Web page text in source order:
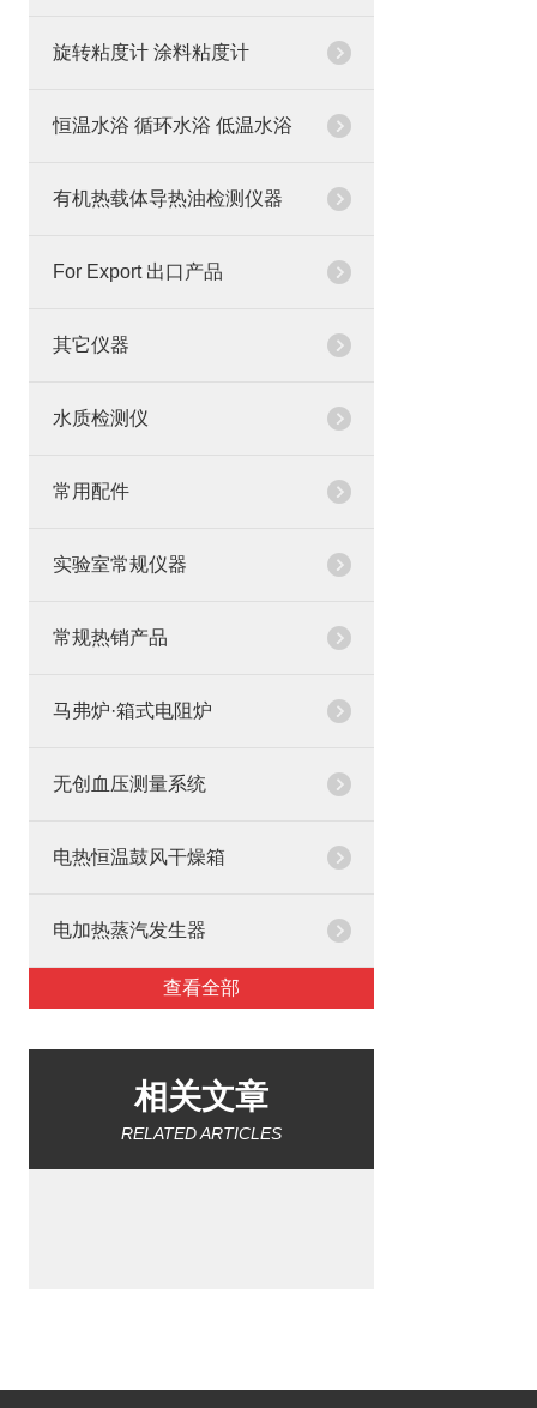
旋转粘度计 涂料粘度计
恒温水浴 循环水浴 低温水浴
有机热载体导热油检测仪器
For Export 出口产品
其它仪器
水质检测仪
常用配件
实验室常规仪器
常规热销产品
马弗炉·箱式电阻炉
无创血压测量系统
电热恒温鼓风干燥箱
电加热蒸汽发生器
查看全部
相关文章
RELATED ARTICLES